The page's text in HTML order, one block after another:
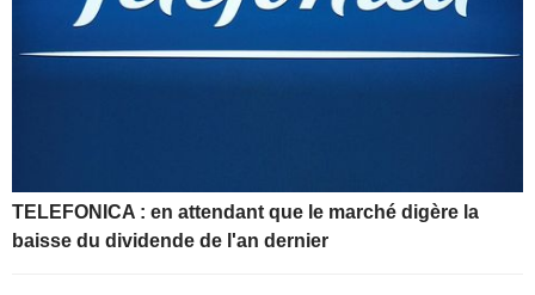
TELEFONICA : en attendant que le marché digère la
baisse du dividende de l'an dernier